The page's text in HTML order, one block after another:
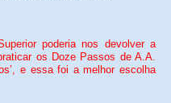
poderia nos devolver a
os Doze Passos de A.A.
e essa foi a melhor escolha